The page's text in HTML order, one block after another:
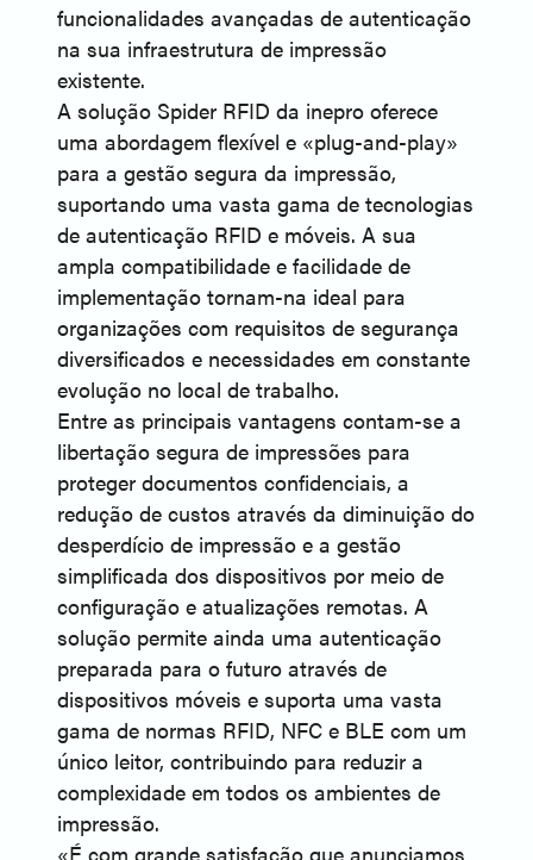
funcionalidades avançadas de autenticação
na sua infraestrutura de impressão
existente.
A solução Spider RFID da inepro oferece
uma abordagem flexível e «plug-and-play»
para a gestão segura da impressão,
suportando uma vasta gama de tecnologias
de autenticação RFID e móveis. A sua
ampla compatibilidade e facilidade de
implementação tornam-na ideal para
organizações com requisitos de segurança
diversificados e necessidades em constante
evolução no local de trabalho.
Entre as principais vantagens contam-se a
libertação segura de impressões para
proteger documentos confidenciais, a
redução de custos através da diminuição do
desperdício de impressão e a gestão
simplificada dos dispositivos por meio de
configuração e atualizações remotas. A
solução permite ainda uma autenticação
preparada para o futuro através de
dispositivos móveis e suporta uma vasta
gama de normas RFID, NFC e BLE com um
único leitor, contribuindo para reduzir a
complexidade em todos os ambientes de
impressão.
«É com grande satisfação que anunciamos